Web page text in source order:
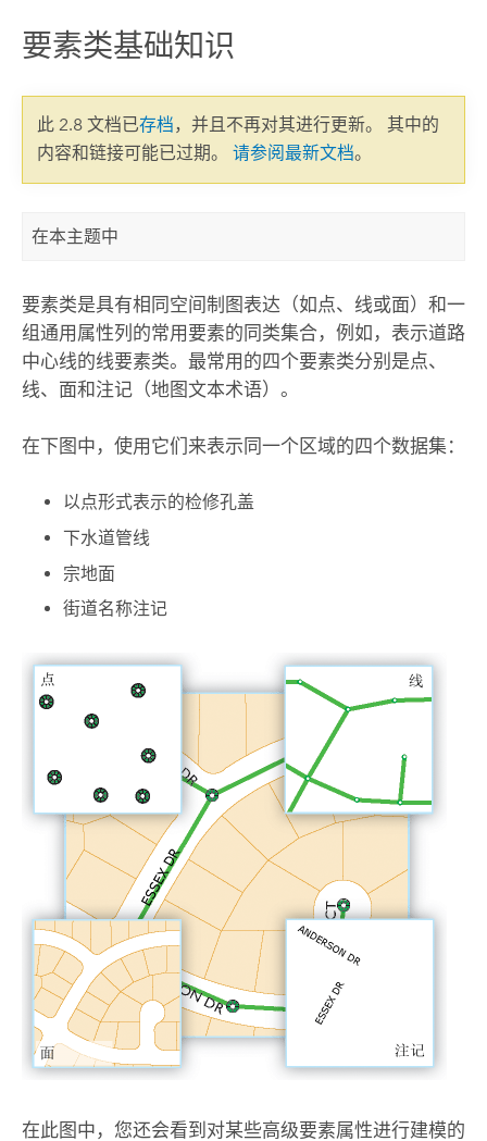
要素类基础知识
此 2.8 文档已存档，并且不再对其进行更新。 其中的
内容和链接可能已过期。 请参阅最新文档。
在本主题中
要素类是具有相同空间制图表达（如点、线或面）和一
组通用属性列的常用要素的同类集合，例如，表示道路
中心线的线要素类。最常用的四个要素类分别是点、
线、面和注记（地图文本术语）。
在下图中，使用它们来表示同一个区域的四个数据集：
以点形式表示的检修孔盖
下水道管线
宗地面
街道名称注记
在此图中，您还会看到对某些高级要素属性进行建模的